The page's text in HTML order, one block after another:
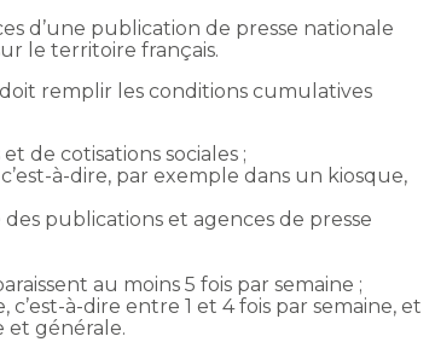
d’une publication de presse nationale
le territoire français.
remplir les conditions cumulatives
de cotisations sociales ;
à-dire, par exemple dans un kiosque,
publications et agences de presse
au moins 5 fois par semaine ;
à-dire entre 1 et 4 fois par semaine, et
et générale.